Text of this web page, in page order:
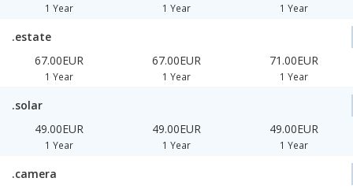
1 Year 1 Year 1 Year
.estate
67.00EUR
1 Year
67.00EUR
1 Year
71.00EUR
1 Year
.solar
49.00EUR
1 Year
49.00EUR
1 Year
49.00EUR
1 Year
.camera